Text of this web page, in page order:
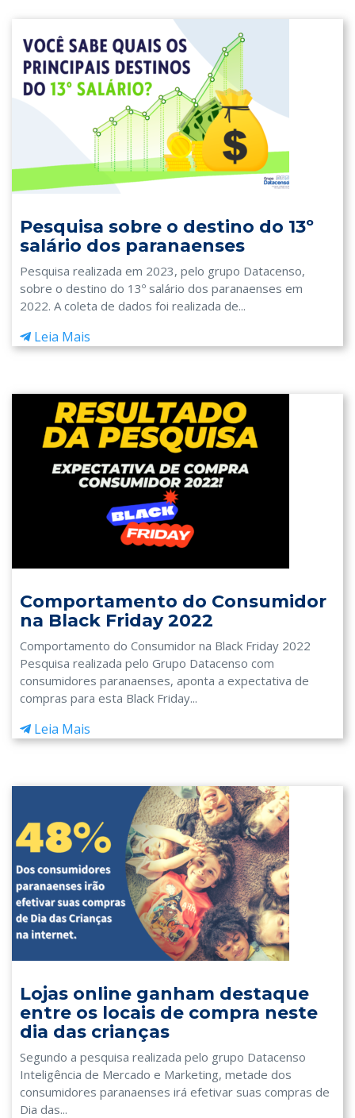
Pesquisa sobre o destino do 13º
salário dos paranaenses
Pesquisa realizada em 2023, pelo grupo Datacenso,
sobre o destino do 13º salário dos paranaenses em
2022. A coleta de dados foi realizada de...
Leia Mais
Comportamento do Consumidor
na Black Friday 2022
Comportamento do Consumidor na Black Friday 2022
Pesquisa realizada pelo Grupo Datacenso com
consumidores paranaenses, aponta a expectativa de
compras para esta Black Friday...
Leia Mais
Lojas online ganham destaque
entre os locais de compra neste
dia das crianças
Segundo a pesquisa realizada pelo grupo Datacenso
Inteligência de Mercado e Marketing, metade dos
consumidores paranaenses irá efetivar suas compras de
Dia das...